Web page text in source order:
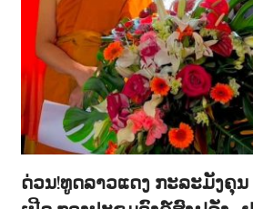
ດ່ວນ!ທູດລາວແດງ ກະລະມັງຄຸນ